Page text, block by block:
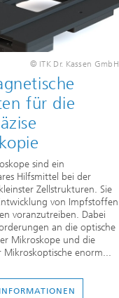
© ITK Dr. Kassen GmbH
für die
sind ein
Hilfsmittel bei der
Zellstrukturen. Sie
von Impfstoffen
voranzutreiben. Dabei
an die optische
Mikroskope und die
Mikroskoptische enorm...